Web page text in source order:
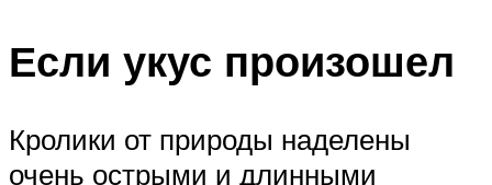
Если укус произошел
Кролики от природы наделены
очень острыми и длинными